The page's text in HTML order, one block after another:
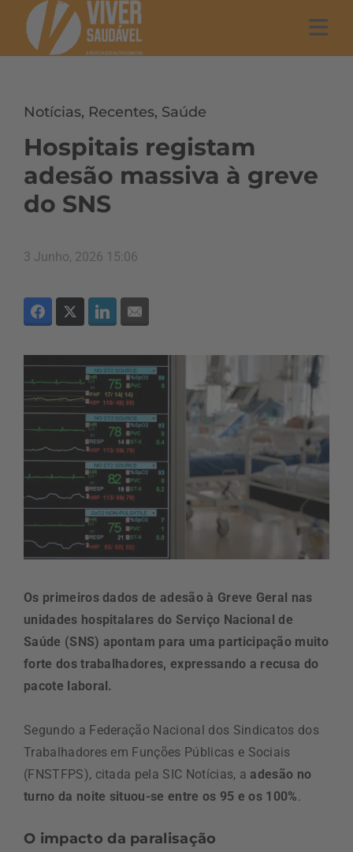
Notícias, Recentes, Saúde
Hospitais registam
adesão massiva à greve
do SNS
3 Junho, 2026 15:06
Os primeiros dados de adesão à Greve Geral nas
unidades hospitalares do Serviço Nacional de
Saúde (SNS) apontam para uma participação muito
forte dos trabalhadores, expressando a recusa do
pacote laboral.
Segundo a Federação Nacional dos Sindicatos dos
Trabalhadores em Funções Públicas e Sociais
(FNSTFPS), citada pela SIC Notícias, aadesão no
turno da noite situou-se entre os 95 e os 100%.
O impacto da paralisação